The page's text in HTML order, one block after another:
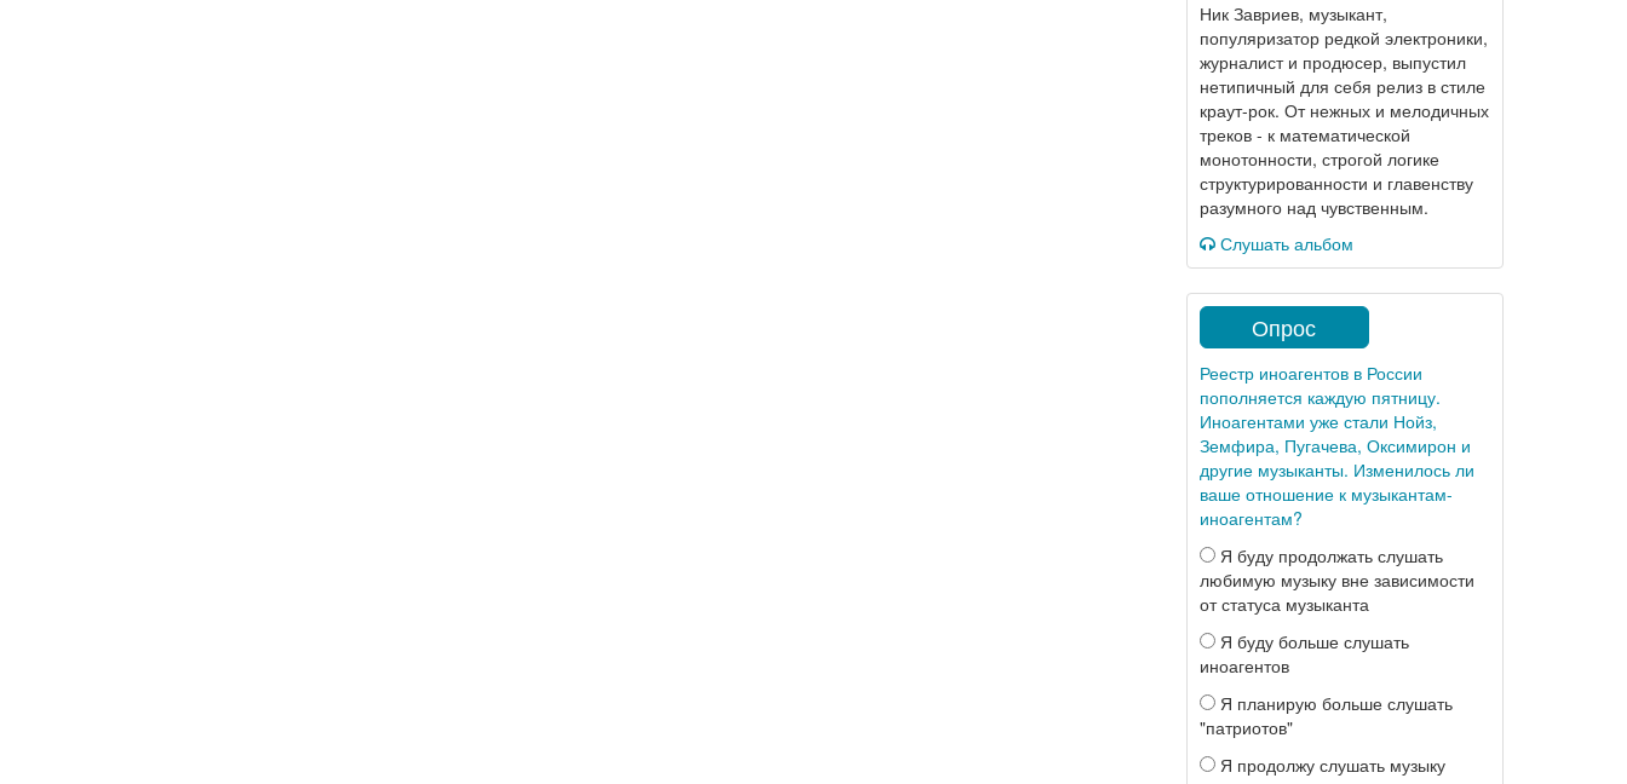
Ник Завриев, музыкант,
популяризатор редкой электроники,
журналист и продюсер, выпустил
нетипичный для себя релиз в стиле
краут-рок. От нежных и мелодичных
треков - к математической
монотонности, строгой логике
структурированности и главенству
разумного над чувственным.
Слушать альбом
Опрос
Реестр иноагентов в России
пополняется каждую пятницу.
Иноагентами уже стали Нойз,
Земфира, Пугачева, Оксимирон и
другие музыканты. Изменилось ли
ваше отношение к музыкантам-
иноагентам?
Я буду продолжать слушать
любимую музыку вне зависимости
от статуса музыканта
Я буду больше слушать
иноагентов
Я планирую больше слушать
"патриотов"
Я продолжу слушать музыку